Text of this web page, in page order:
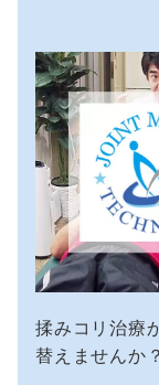
揉みコリ治療
替えませんか？